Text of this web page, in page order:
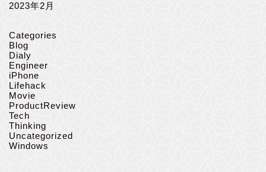
2023年2月
Categories
Blog
Dialy
Engineer
iPhone
Lifehack
Movie
ProductReview
Tech
Thinking
Uncategorized
Windows